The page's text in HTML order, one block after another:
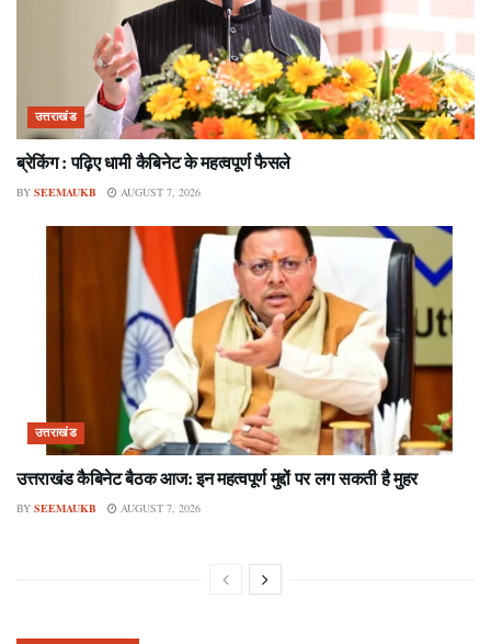
उत्तराखंड
ब्रेकिंग : पढ़िए धामी कैबिनेट के महत्वपूर्ण फैसले
BY SEEMAUKB AUGUST 7, 2026
उत्तराखंड
उत्तराखंड कैबिनेट बैठक आज: इन महत्वपूर्ण मुद्दों पर लग सकती है मुहर
BY SEEMAUKB AUGUST 7, 2026